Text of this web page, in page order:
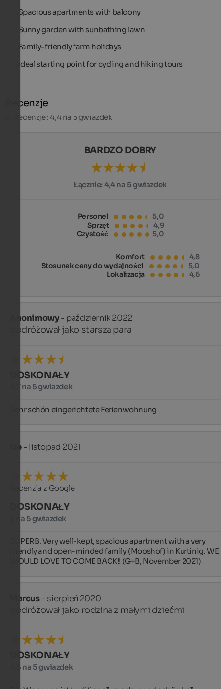
Spacious apartments with balcony
Sunny garden with sunbathing lawn
Family-friendly farm holidays
Ideal starting point for cycling and hiking tours
Recenzje
Recenzje : 4,4 na 5 gwiazdek
BARDZO DOBRY
Łącznie: 4,4 na 5 gwiazdek
Personel
5,0
Sprzęt
4,9
Czystość
5,0
Komfort
4,8
Stosunek ceny do wydajności
5,0
Lokalizacja
4,6
Anonimowy- październik 2022
podróżował jako starsza para
DOSKONAŁY
4,7 na 5 gwiazdek
Sehr schön eingerichtete Ferienwohnung
Ge- listopad 2021
Recenzja z Google
DOSKONAŁY
5 na 5 gwiazdek
SUPERB. Very well-kept, spacious apartment with a very
friendly and open-minded family (Mooshof) in Kurtinig. WE
WOULD LOVE TO COME BACK!! (G+B, November 2021)
Marcus- sierpień 2020
podróżował jako rodzina z małymi dziećmi
DOSKONAŁY
4,5 na 5 gwiazdek